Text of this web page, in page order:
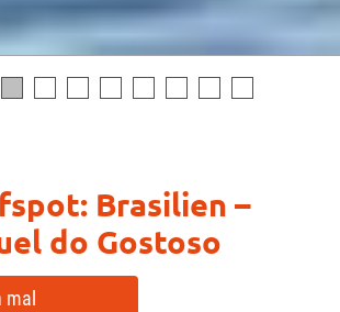
Brasilien –
do Gostoso